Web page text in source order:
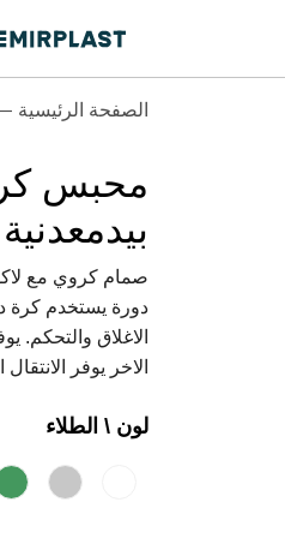
الصفحة الرئيسية
محبس
صمام كروي مع
دورة يستخدم كرة
الاغلاق والتحكم.
الاخر يوفر
لون \ الطلاء